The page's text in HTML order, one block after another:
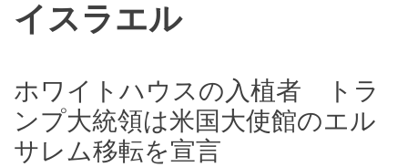
イスラエル
ホワイトハウスの入植者 トラ
ンプ大統領は米国大使館のエル
サレム移転を宣言